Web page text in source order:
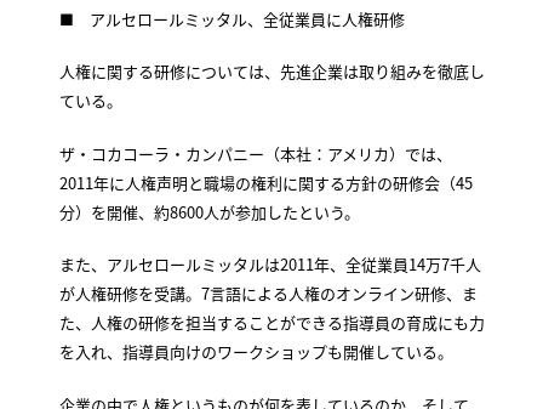
■ アルセロールミッタル、全従業員に人権研修
人権に関する研修については、先進企業は取り組みを徹底し
ている。
ザ・コカコーラ・カンパニー（本社：アメリカ）では、
2011年に人権声明と職場の権利に関する方針の研修会（45
分）を開催、約8600人が参加したという。
また、アルセロールミッタルは2011年、全従業員14万7千人
が人権研修を受講。7言語による人権のオンライン研修、ま
た、人権の研修を担当することができる指導員の育成にも力
を入れ、指導員向けのワークショップも開催している。